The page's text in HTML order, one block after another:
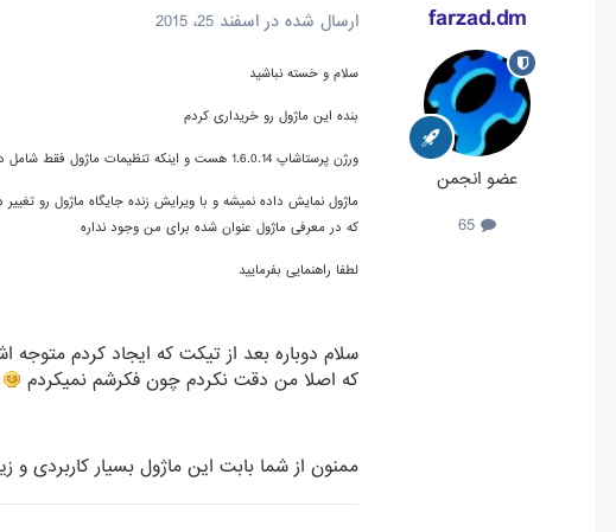
farzad.dm
عضو انجمن
ارسال شده در اسفند 25، 2015
سلام و خسته نباشید
بنده این ماژول رو خریداری کردم
ورژن پرستاشاپ 1.6.0.14 هست و اینکه تنظیمات ماژول فقط شامل دو بخش : نمایش تصویر و نمایش عنوان هست
ماژول نمایش داده نمیشه و با ویرایش زنده جایگاه ماژول رو
که در معرفی ماژول عنوان شده برای من وجود نداره
لطفا راهنمایی بفرمایید
سلام دوباره بعد از تیکت که ایجاد کردم
که اصلا من دقت نکردم چون فکرشم نمیکردم
ممنون از شما بابت این ماژول بسیار کاربردی و